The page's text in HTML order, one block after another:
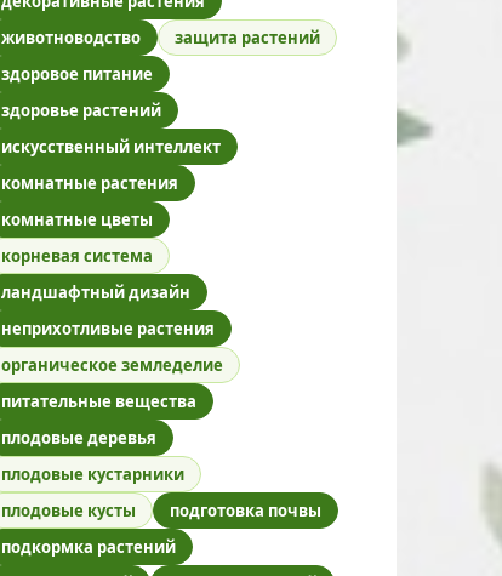
животноводство
защита растений
здоровое питание
здоровье растений
искусственный интеллект
комнатные растения
комнатные цветы
корневая система
ландшафтный дизайн
неприхотливые растения
органическое земледелие
питательные вещества
плодовые деревья
плодовые кустарники
плодовые кусты
подготовка почвы
подкормка растений